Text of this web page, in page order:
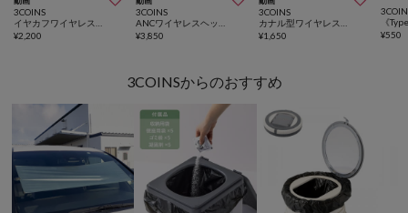
3COINS
¥2,200
3COINS
¥3,850
3COINS
¥1,650 ¥550
3COINSからのおすすめ